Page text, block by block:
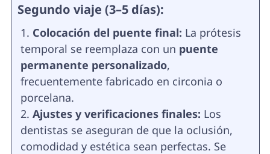
Segundo viaje (3–5 días):
Colocación del puente final: La prótesis
temporal se reemplaza con un puente
permanente personalizado,
frecuentemente fabricado en circonia o
porcelana.
Ajustes y verificaciones finales: Los
dentistas se aseguran de que la oclusión,
comodidad y estética sean perfectas. Se